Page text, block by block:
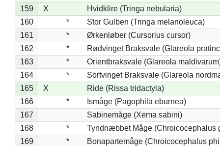
159
X
Hvidklire (Tringa nebularia)
160
*
Stor Gulben (Tringa melanoleuca)
161
*
Ørkenløber (Cursorius cursor)
162
*
Rødvinget Braksvale (Glareola
163
*
Orientbraksvale (Glareola
164
*
Sortvinget Braksvale (Glareola
165
X
Ride (Rissa tridactyla)
166
*
Ismåge (Pagophila eburnea)
167
Sabinemåge (Xema sabini)
168
*
Tyndnæbbet Måge (Chroicocephalus
169
*
Bonapartemåge (Chroicocephalus